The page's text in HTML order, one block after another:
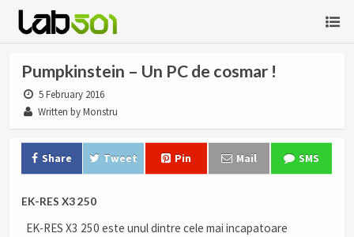
Pumpkinstein – Un PC de cosmar !
5 February 2016
Written by Monstru
Share Tweet Pin Mail SMS
EK-RES X3 250
EK-RES X3 250 este unul dintre cele mai incapatoare